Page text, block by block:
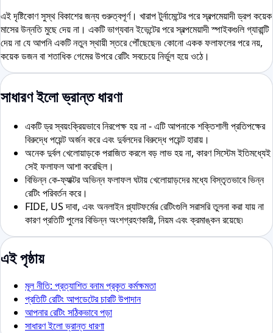
এই দৃষ্টিকোণ সুস্থ বিকাশের জন্য গুরুত্বপূর্ণ। খারাপ টুর্নামেন্টের পরে স্বল্পমেয়াদী ড্রপ কয়েক
মাসের উন্নতি মুছে দেয় না। একটি ভাগ্যবান ইভেন্টের পরে স্বল্পমেয়াদী স্পাইকগুলি গ্যারান্টি
দেয় না যে আপনি একটি নতুন স্থায়ী স্তরে পৌঁছেছেন৷ কোনো একক ফলাফলের পরে নয়,
কয়েক ডজন বা শতাধিক গেমের উপরে রেটিং সবচেয়ে নির্ভুল হয়ে ওঠে।
সাধারণ ইলো ভ্রান্ত ধারণা
একটি ড্র স্বয়ংক্রিয়ভাবে নিরপেক্ষ হয় না - এটি আপনাকে শক্তিশালী প্রতিপক্ষের
বিরুদ্ধে পয়েন্ট অর্জন করে এবং দুর্বলদের বিরুদ্ধে পয়েন্ট হারায়।
অনেক দুর্বল খেলোয়াড়কে পরাজিত করলে বড় লাভ হয় না, কারণ সিস্টেম ইতিমধ্যেই
সেই ফলাফল আশা করেছিল।
বিভিন্ন কে-ফ্যাক্টর অভিন্ন ফলাফল ঘটায় খেলোয়াড়দের মধ্যে বিস্তৃতভাবে ভিন্ন
রেটিং পরিবর্তন করে।
FIDE, US দাবা, এবং অনলাইন প্ল্যাটফর্মের রেটিংগুলি সরাসরি তুলনা করা যায় না
কারণ প্রতিটি পুলের বিভিন্ন অংশগ্রহণকারী, নিয়ম এবং ক্রমাঙ্কন রয়েছে৷
এই পৃষ্ঠায়
মূল নীতি: প্রত্যাশিত বনাম প্রকৃত কর্মক্ষমতা
প্রতিটি রেটিং আপডেটের চারটি উপাদান
আপনার রেটিং সঠিকভাবে পড়া
সাধারণ ইলো ভ্রান্ত ধারণা